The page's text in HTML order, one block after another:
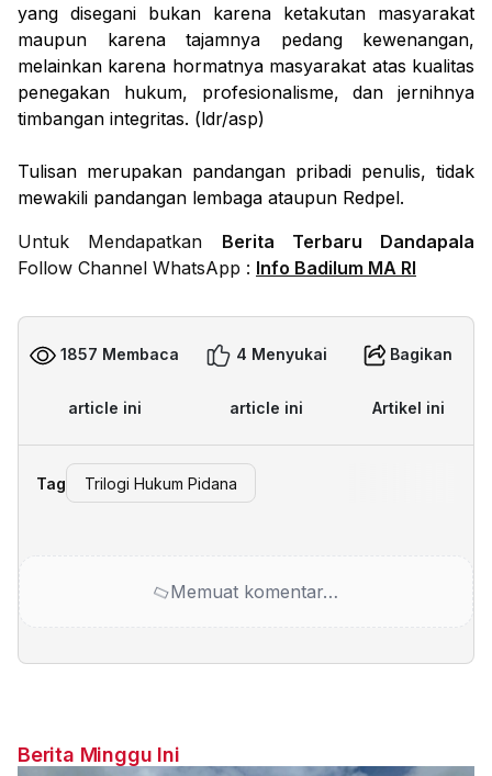
yang disegani bukan karena ketakutan masyarakat
maupun karena tajamnya pedang kewenangan,
melainkan karena hormatnya masyarakat atas kualitas
penegakan hukum, profesionalisme, dan jernihnya
timbangan integritas. (ldr/asp)
Tulisan merupakan pandangan pribadi penulis, tidak
mewakili pandangan lembaga ataupun Redpel.
Untuk Mendapatkan Berita Terbaru Dandapala
Follow Channel WhatsApp : Info Badilum MA RI
1857 Membaca
article ini
4 Menyukai
article ini
Bagikan
Artikel ini
Tag Trilogi Hukum Pidana
Memuat komentar…
Berita Minggu Ini